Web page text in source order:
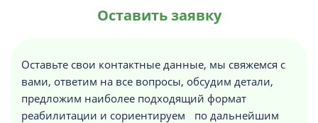
Оставить заявку
Оставьте свои контактные данные, мы свяжемся с
вами, ответим на все вопросы, обсудим детали,
предложим наиболее подходящий формат
реабилитации и сориентируем по дальнейшим